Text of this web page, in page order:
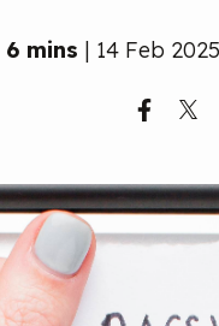
6 mins | 14 Feb